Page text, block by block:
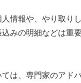
情報や、やり取り
みの明細などは重
は、専門家のアド